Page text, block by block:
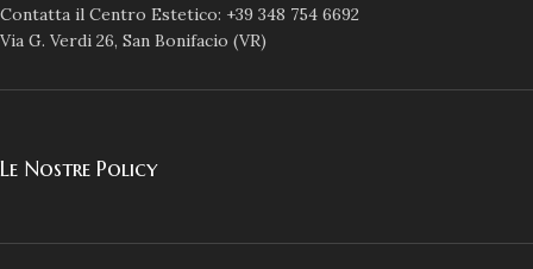
Contatta il Centro Estetico: +39 348 754 6692
Via G. Verdi 26, San Bonifacio (VR)
Le Nostre Policy